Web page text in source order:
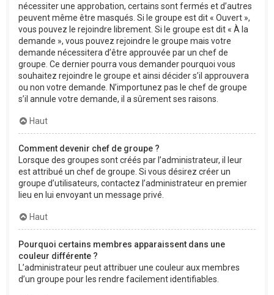
nécessiter une approbation, certains sont fermés et d’autres
peuvent même être masqués. Si le groupe est dit « Ouvert »,
vous pouvez le rejoindre librement. Si le groupe est dit « À la
demande », vous pouvez rejoindre le groupe mais votre
demande nécessitera d’être approuvée par un chef de
groupe. Ce dernier pourra vous demander pourquoi vous
souhaitez rejoindre le groupe et ainsi décider s’il approuvera
ou non votre demande. N’importunez pas le chef de groupe
s’il annule votre demande, il a sûrement ses raisons.
Haut
Comment devenir chef de groupe ?
Lorsque des groupes sont créés par l’administrateur, il leur
est attribué un chef de groupe. Si vous désirez créer un
groupe d’utilisateurs, contactez l’administrateur en premier
lieu en lui envoyant un message privé.
Haut
Pourquoi certains membres apparaissent dans une
couleur différente ?
L’administrateur peut attribuer une couleur aux membres
d’un groupe pour les rendre facilement identifiables.